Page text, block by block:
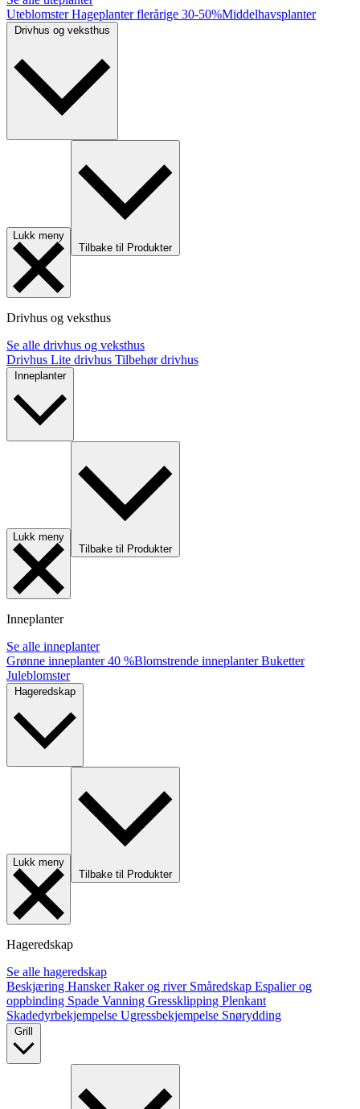
UteblomsterHageplanter flerårige 30-50%Middelhavsplanter
Lukk meny
Tilbake til Produkter
Drivhus og veksthus
Se alle drivhus og veksthus
Drivhus Lite drivhus Tilbehør drivhus
Inneplanter
Lukk meny
Tilbake til Produkter
Inneplanter
Se alle inneplanter
Grønne inneplanter40 %Blomstrende inneplanterBuketter
Juleblomster
Lukk meny
Tilbake til Produkter
Hageredskap
Se alle hageredskap
Beskjæring HanskerRaker og river Småredskap Espalier og
oppbinding Spade Vanning Gressklipping Plenkant
Skadedyrbekjempelse Ugressbekjempelse Snørydding